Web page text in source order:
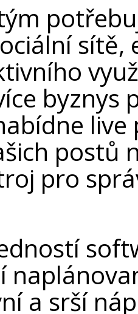
sítě,
byznys
postů
pro
a srší